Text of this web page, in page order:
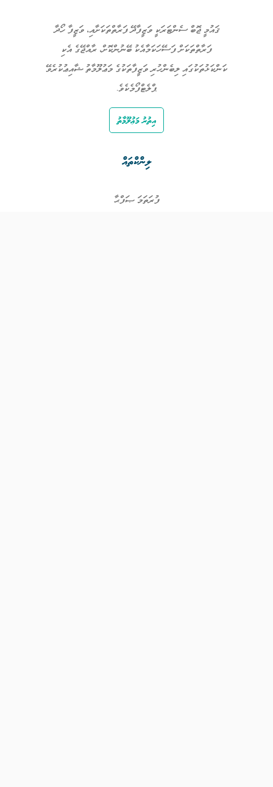
ޤައުމީ ޖޮބް ސެންޓަރަކީ ވަޒީފާދޭ ފަރާތްތަކަށާއި، ވަޒީފާ ހޯދާ
ފަރާތްތަކަށް ފަސޭހަކަމާއެކު ބޭނުންކޮށް، ރާއްޖޭގެ އެކި
ކަންކަޅުތަކުގައި ލިބެންހުރި ވަޒީފާތަކުގެ މަޢުލޫމާތު ޝާއިޢުކުރެވޭ
ޕްލެޓްފޯމެކެވެ.
އިތުރު މަޢުލޫމާތު
ލިންކްތައް
ފުރަތަމަ ޞަފްޙާ